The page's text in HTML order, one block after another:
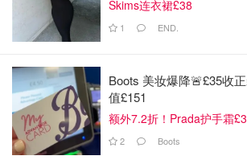
Skims连衣裙£38
1 END.
Boots 美妆爆降🚨£35收
值£151
额外7.2折！Prada护手霜
2 Boots